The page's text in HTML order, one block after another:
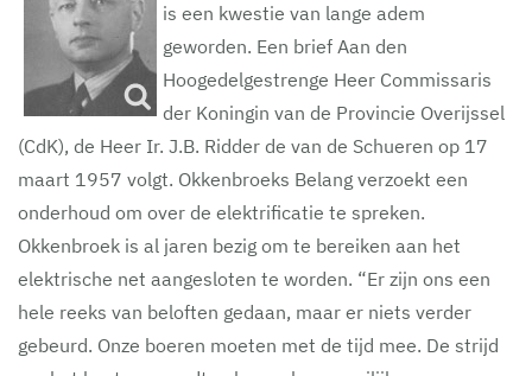
is een kwestie van lange adem
geworden. Een brief Aan den
Hoogedelgestrenge Heer Commissaris
der Koningin van de Provincie Overijssel
(CdK), de Heer Ir. J.B. Ridder de van de Schueren op 17
maart 1957 volgt. Okkenbroeks Belang verzoekt een
onderhoud om over de elektrificatie te spreken.
Okkenbroek is al jaren bezig om te bereiken aan het
elektrische net aangesloten te worden. “Er zijn ons een
hele reeks van beloften gedaan, maar er niets verder
gebeurd. Onze boeren moeten met de tijd mee. De strijd